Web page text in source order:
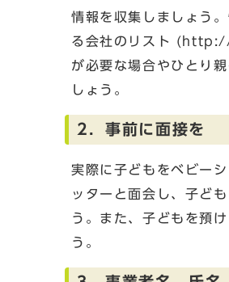
情報を収集しましょう
る会社のリスト
が必要な場合やひとり
しょう。
2．事前に面接を
実際に子どもをベビー
ッターと面会し、子ど
う。また、子どもを預
う。